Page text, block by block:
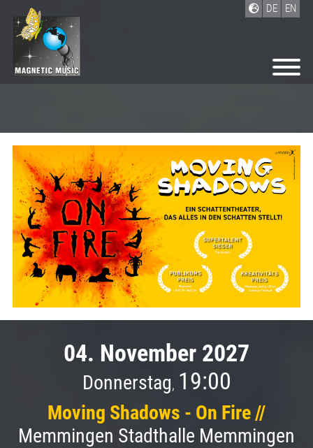
DE EN
04. November 2027
Donnerstag, 19:00
Moving Shadows - On Fire //
Memmingen Stadthalle Memmingen